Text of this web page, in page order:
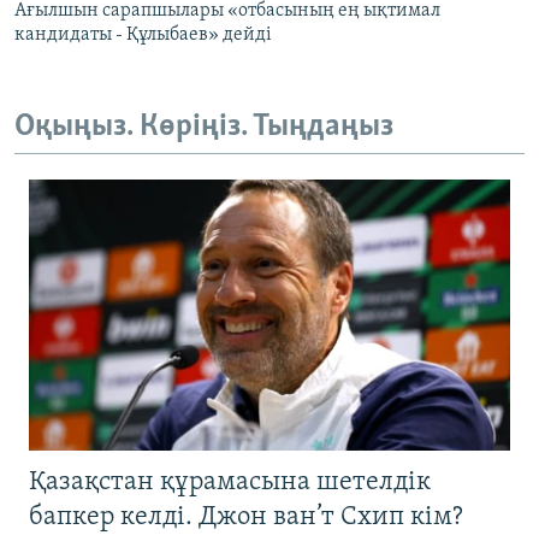
Ағылшын сарапшылары «отбасының ең ықтимал
кандидаты - Құлыбаев» дейді
Оқыңыз. Көріңіз. Тыңдаңыз
Қазақстан құрамасына шетелдік
бапкер келді. Джон ван’т Схип кім?